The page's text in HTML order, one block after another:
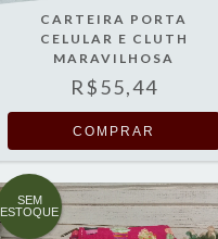
CARTEIRA PORTA
CELULAR E CLUTH
MARAVILHOSA
R$55,44
SEM
ESTOQUE